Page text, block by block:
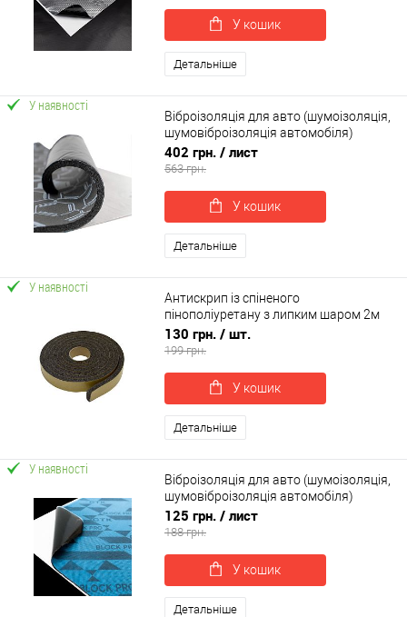
У кошик
Детальніше
У наявності
Віброізоляція для авто (шумоізоляція,
шумовіброізоляція автомобіля)
SoundProOFF MULTISOFT (sp-0027)
402 грн. / лист
563 грн.
У кошик
Детальніше
У наявності
Антискрип із спіненого
пінополіуретану з липким шаром 2м
Acoustics (Soft Tape)
130 грн. / шт.
199 грн.
У кошик
Детальніше
У наявності
Віброізоляція для авто (шумоізоляція,
шумовіброізоляція автомобіля)
SoundProOFF BLOCK PRO 2мм (sp-
0023)
125 грн. / лист
188 грн.
У кошик
Детальніше